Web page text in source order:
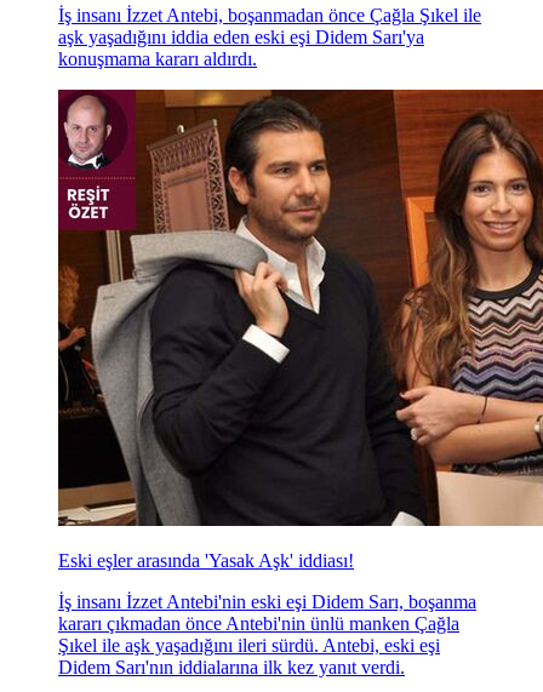
İş insanı İzzet Antebi, boşanmadan önce Çağla Şıkel ile
aşk yaşadığını iddia eden eski eşi Didem Sarı'ya
konuşmama kararı aldırdı.
Eski eşler arasında 'Yasak Aşk' iddiası!
İş insanı İzzet Antebi'nin eski eşi Didem Sarı, boşanma
kararı çıkmadan önce Antebi'nin ünlü manken Çağla
Şıkel ile aşk yaşadığını ileri sürdü. Antebi, eski eşi
Didem Sarı'nın iddialarına ilk kez yanıt verdi.